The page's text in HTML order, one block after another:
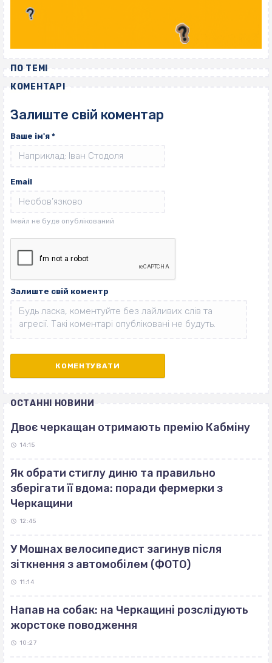
ПО ТЕМІ
КОМЕНТАРІ
Залиште свій коментар
Ваше ім'я *
Email
Залиште свій коментр
ОСТАННІ НОВИНИ
Двоє черкащан отримають премію Кабміну
14:15
Як обрати стиглу диню та правильно
зберігати її вдома: поради фермерки з
Черкащини
12:45
У Мошнах велосипедист загинув після
зіткнення з автомобілем (ФОТО)
11:14
Напав на собак: на Черкащині розслідують
жорстоке поводження
10:27